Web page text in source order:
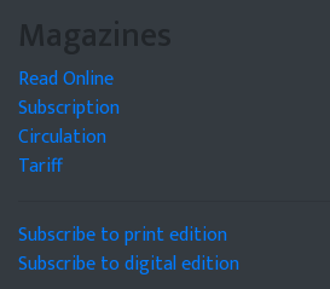
Magazines
Read Online
Subscription
Circulation
Tariff
Subscribe to print edition
Subscribe to digital edition